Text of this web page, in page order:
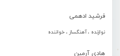
فرشید ادهمی
نوازنده ، آهنگساز ، خواننده
هادی آرمین